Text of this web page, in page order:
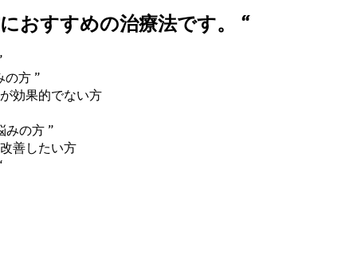
おすすめの治療法です。 “
方 ”
効果的でない方
みの方 ”
善したい方